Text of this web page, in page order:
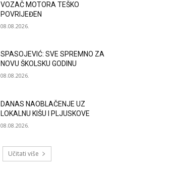
VOZAČ MOTORA TEŠKO
POVRIJEĐEN
08.08.2026.
SPASOJEVIĆ: SVE SPREMNO ZA
NOVU ŠKOLSKU GODINU
08.08.2026.
DANAS NAOBLAČENJE UZ
LOKALNU KIŠU I PLJUSKOVE
08.08.2026.
Učitati više